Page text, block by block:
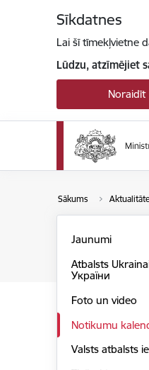
Sīkdatnes
Lai šī tīmekļvietne
Lūdzu, atzīmējiet
Noraidīt
Sākums
Jaunumi
Atbalsts
України
Foto un video
Notikumu
Valsts atbalsts